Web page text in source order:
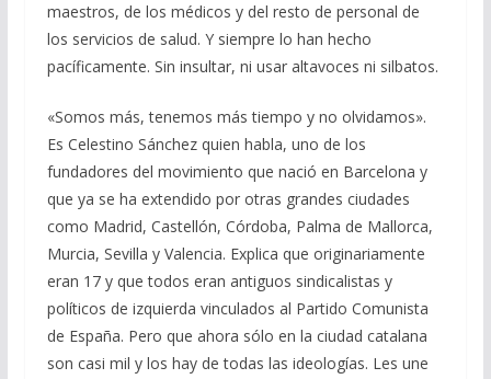
maestros, de los médicos y del resto de personal de
los servicios de salud. Y siempre lo han hecho
pacíficamente. Sin insultar, ni usar altavoces ni silbatos.
«Somos más, tenemos más tiempo y no olvidamos».
Es Celestino Sánchez quien habla, uno de los
fundadores del movimiento que nació en Barcelona y
que ya se ha extendido por otras grandes ciudades
como Madrid, Castellón, Córdoba, Palma de Mallorca,
Murcia, Sevilla y Valencia. Explica que originariamente
eran 17 y que todos eran antiguos sindicalistas y
políticos de izquierda vinculados al Partido Comunista
de España. Pero que ahora sólo en la ciudad catalana
son casi mil y los hay de todas las ideologías. Les une